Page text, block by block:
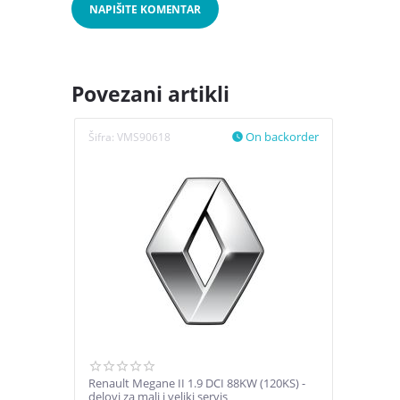
NAPIŠITE KOMENTAR
Povezani artikli
Šifra: VMS90618 On backorder

Renault Megane II 1.9 DCI 88KW (120KS) -
delovi za mali i veliki servis